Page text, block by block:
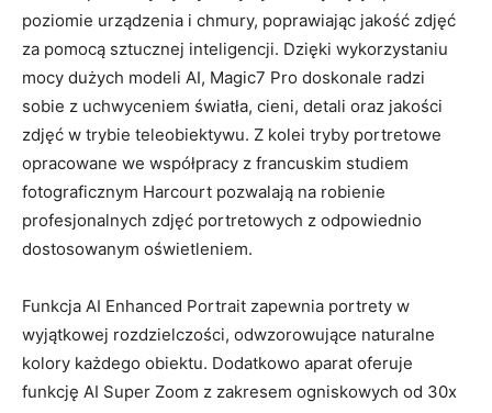
poziomie urządzenia i chmury, poprawiając jakość zdjęć
za pomocą sztucznej inteligencji. Dzięki wykorzystaniu
mocy dużych modeli AI, Magic7 Pro doskonale radzi
sobie z uchwyceniem światła, cieni, detali oraz jakości
zdjęć w trybie teleobiektywu. Z kolei tryby portretowe
opracowane we współpracy z francuskim studiem
fotograficznym Harcourt pozwalają na robienie
profesjonalnych zdjęć portretowych z odpowiednio
dostosowanym oświetleniem.
Funkcja AI Enhanced Portrait zapewnia portrety w
wyjątkowej rozdzielczości, odwzorowujące naturalne
kolory każdego obiektu. Dodatkowo aparat oferuje
funkcję AI Super Zoom z zakresem ogniskowych od 30x